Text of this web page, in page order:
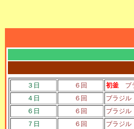
３日 ６回 初釜 ブ
４日
６回
ブラジル
６日
６回
ブラジル
７日
６回
ブラジル